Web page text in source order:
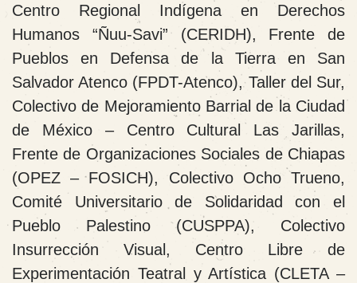
Centro Regional Indígena en Derechos
Humanos “Ñuu-Savi” (CERIDH), Frente de
Pueblos en Defensa de la Tierra en San
Salvador Atenco (FPDT-Atenco), Taller del Sur,
Colectivo de Mejoramiento Barrial de la Ciudad
de México – Centro Cultural Las Jarillas,
Frente de Organizaciones Sociales de Chiapas
(OPEZ – FOSICH), Colectivo Ocho Trueno,
Comité Universitario de Solidaridad con el
Pueblo Palestino (CUSPPA), Colectivo
Insurrección Visual, Centro Libre de
Experimentación Teatral y Artística (CLETA –